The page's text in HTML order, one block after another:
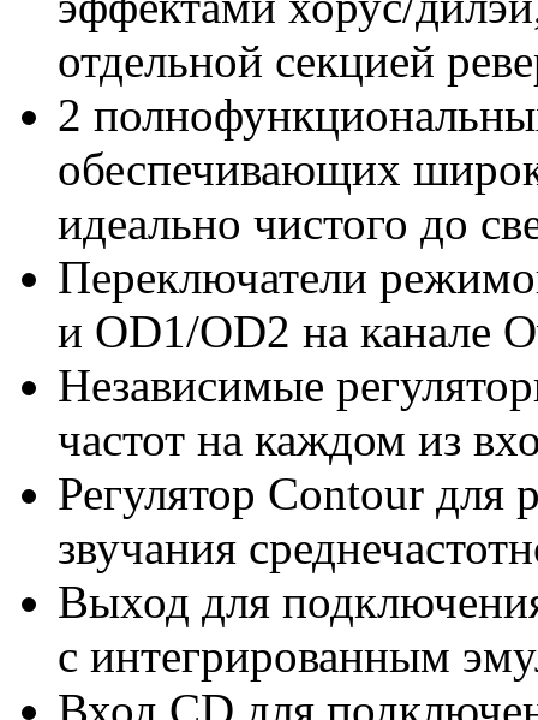
отдельной секцией
2
обеспечивающих
идеально чистого до
Переключатели
и OD1/OD2 на канале
Независимые
частот на каждом из
Регулятор Contour для
звучания
Выход для
с интегрированным